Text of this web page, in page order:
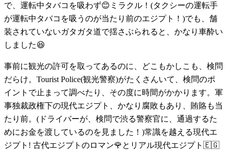
で、運転中タバコを吸わず😊ミラクル！(タクシーの運転手
が運転中タバコを吸うのが当たり前のエジプト！)でも、舗
装されていないガタガタ道で揺さぶられると、かなり車酔い
しました😆
事前に観光の許可を取ってあるのに、どこもかしこも、検問
だらけ。Tourist Police(観光警察)がたくさんいて、検問のポ
イントで止まって調べたり、その度に時間がかかります。軍
事独裁政権下の現代エジプト、かなり腐敗もあり、賄賂も当
たり前。(ドライバーが、検問で渋る警察官に、通過するた
めにお金を渡しているのを見ました！)常識を越える現代エ
ジプト! 古代エジプトのロマン🌹とリアル現代エジプト🇪🇬